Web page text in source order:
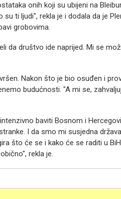
onih koji su ubijeni na
ti ljudi", rekla je i dodala da je
grobovima.
da društvo ide naprijed. Mi se
Nakon što je bio osuđen i
budućnosti. "A mi se,
baviti Bosnom i
I da smo mi susjedna
što će se i kako će se raditi u
rekla je.